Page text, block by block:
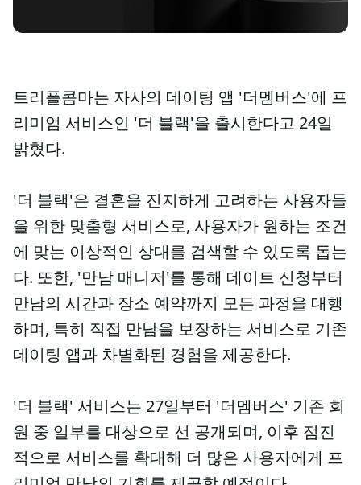
트리플콤마는 자사의 데이팅 앱 '더멤버스'에 프
리미엄 서비스인 '더 블랙'을 출시한다고 24일
밝혔다.
'더 블랙'은 결혼을 진지하게 고려하는 사용자들
을 위한 맞춤형 서비스로, 사용자가 원하는 조건
에 맞는 이상적인 상대를 검색할 수 있도록 돕는
다. 또한, '만남 매니저'를 통해 데이트 신청부터
만남의 시간과 장소 예약까지 모든 과정을 대행
하며, 특히 직접 만남을 보장하는 서비스로 기존
데이팅 앱과 차별화된 경험을 제공한다.
'더 블랙' 서비스는 27일부터 '더멤버스' 기존 회
원 중 일부를 대상으로 선 공개되며, 이후 점진
적으로 서비스를 확대해 더 많은 사용자에게 프